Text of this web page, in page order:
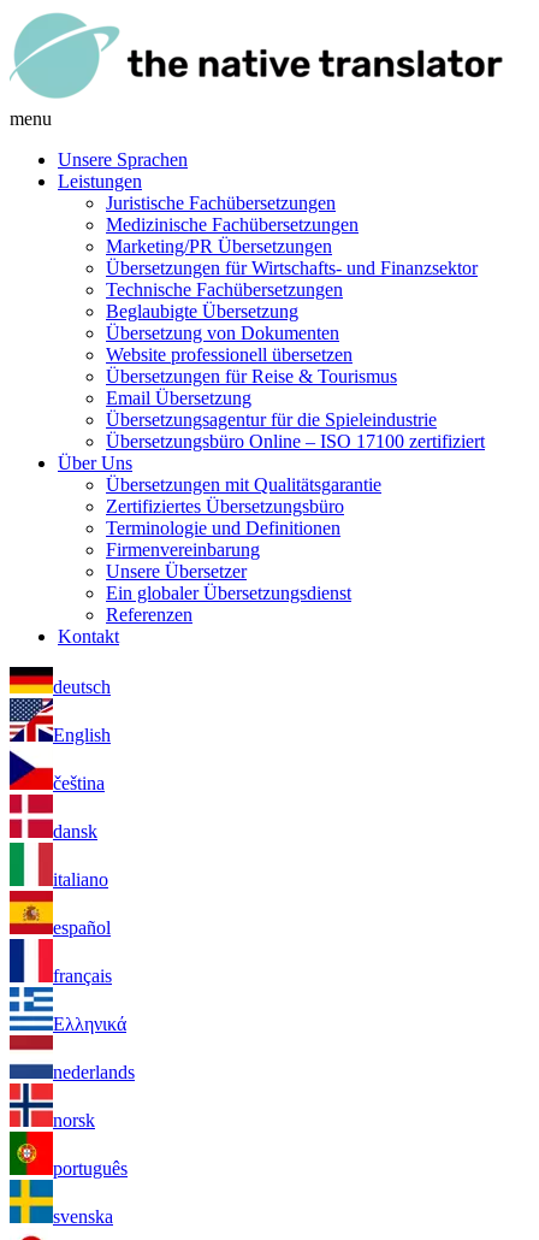
menu
Unsere Sprachen
Leistungen
Juristische Fachübersetzungen
Medizinische Fachübersetzungen
Marketing/PR Übersetzungen
Übersetzungen für Wirtschafts- und Finanzsektor
Technische Fachübersetzungen
Beglaubigte Übersetzung
Übersetzung von Dokumenten
Website professionell übersetzen
Übersetzungen für Reise & Tourismus
Email Übersetzung
Übersetzungsagentur für die Spieleindustrie
Übersetzungsbüro Online – ISO 17100 zertifiziert
Über Uns
Übersetzungen mit Qualitätsgarantie
Zertifiziertes Übersetzungsbüro
Terminologie und Definitionen
Firmenvereinbarung
Unsere Übersetzer
Ein globaler Übersetzungsdienst
Referenzen
Kontakt
deutsch
English
čeština
dansk
italiano
español
français
Ελληνικά
nederlands
norsk
português
svenska